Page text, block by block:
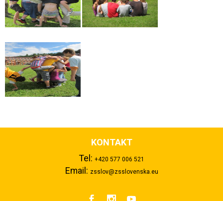
KONTAKT
Tel: +420 577 006 521
Email: zsslov@zsslovenska.eu
  